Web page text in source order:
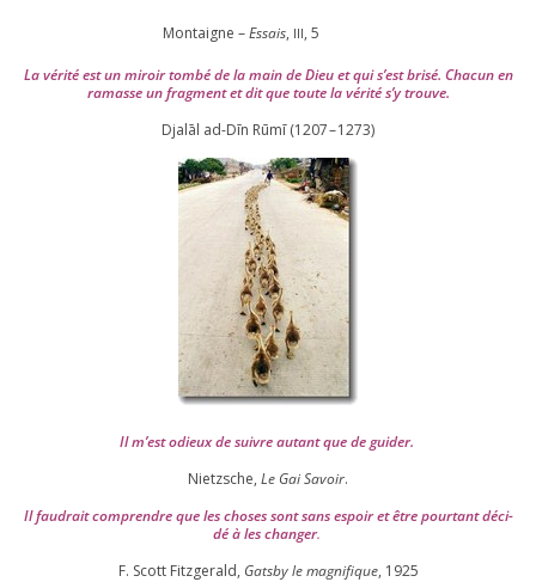
Montaigne –Essais, III, 5
La véri­té est un miroir tom­bé de la main de Dieu et qui s’est bri­sé. Chacun en
ramasse un frag­ment et dit que toute la véri­té s’y trouve.
Djalāl ad-Dīn Rūmī (1207–1273)
Il m’est odieux de suivre autant que de gui­der.
Nietzsche, Le Gai Savoir.
Il fau­drait com­prendre que les choses sont sans espoir et être pour­tant déci­
dé à les chan­ger.
F. Scott Fitzgerald, Gatsby le magni­fique, 1925